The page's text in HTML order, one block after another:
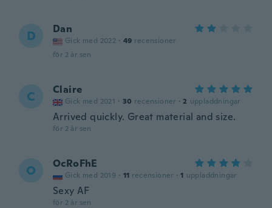
D Dan
Gick med 2022 · 49 recensioner
för 2 år sen
C Claire
Gick med 2021 · 30 recensioner · 2 uppladdningar
Arrived quickly. Great material and size.
för 2 år sen
O OcRoFhE
Gick med 2019 · 11 recensioner · 1 uppladdningar
Sexy AF
för 2 år sen